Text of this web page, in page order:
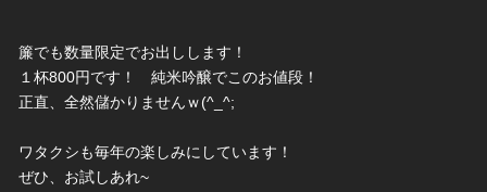
簾でも数量限定でお出しします！
１杯800円です！　純米吟醸でこのお値段！
正直、全然儲かりませんｗ(^_^;
ワタクシも毎年の楽しみにしています！
ぜひ、お試しあれ~